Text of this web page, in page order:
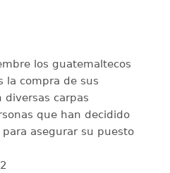
los guatemaltecos
la compra de sus
diversas carpas
que han decidido
asegurar su puesto